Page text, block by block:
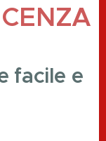
facile e